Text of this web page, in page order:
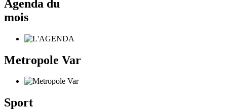
Agenda du
mois
Metropole Var
Sport